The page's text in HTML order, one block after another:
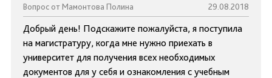
Вопрос от Мамонтова Полина 29.08.2018
Добрый день! Подскажите пожалуйста, я поступила
на магистратуру, когда мне нужно приехать в
университет для получения всех необходимых
документов для у себя и ознакомления с учебным